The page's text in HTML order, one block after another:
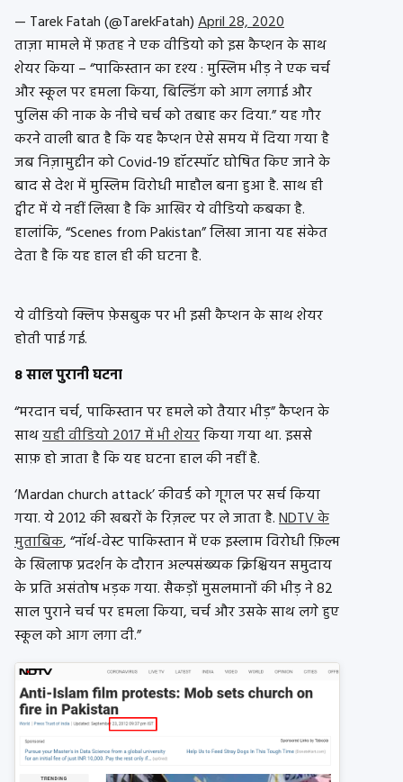
— Tarek Fatah (@TarekFatah)April 28, 2020
ताज़ा मामले में फ़तह ने एक वीडियो को इस कैप्शन के साथ
शेयर किया – “पाकिस्तान का दृश्य : मुस्लिम भीड़ ने एक चर्च
और स्कूल पर हमला किया, बिल्डिंग को आग लगाई और
पुलिस की नाक के नीचे चर्च को तबाह कर दिया.” यह गौर
करने वाली बात है कि यह कैप्शन ऐसे समय में दिया गया है
जब निज़ामुद्दीन को Covid-19 हॉटस्पॉट घोषित किए जाने के
बाद से देश में मुस्लिम विरोधी माहौल बना हुआ है. साथ ही
ट्वीट में ये नहीं लिखा है कि आखिर ये वीडियो कबका है.
हालांकि, “Scenes from Pakistan” लिखा जाना यह संकेत
देता है कि यह हाल ही की घटना है.
ये वीडियो क्लिप फ़ेसबुक पर भी इसी कैप्शन के साथ शेयर
होती पाई गई.
8 साल पुरानी घटना
“मरदान चर्च, पाकिस्तान पर हमले को तैयार भीड़” कैप्शन के
साथयही वीडियो 2017 में भी शेयरकिया गया था. इससे
साफ़ हो जाता है कि यह घटना हाल की नहीं है.
‘Mardan church attack’ कीवर्ड को गूगल पर सर्च किया
गया. ये 2012 की खबरों के रिज़ल्ट पर ले जाता है.NDTV के
मुताबिक, “नॉर्थ-वेस्ट पाकिस्तान में एक इस्लाम विरोधी फ़िल्म
के खिलाफ प्रदर्शन के दौरान अल्पसंख्यक क्रिश्चियन समुदाय
के प्रति असंतोष भड़क गया. सैकड़ों मुसलमानों की भीड़ ने 82
साल पुराने चर्च पर हमला किया, चर्च और उसके साथ लगे हुए
स्कूल को आग लगा दी.”